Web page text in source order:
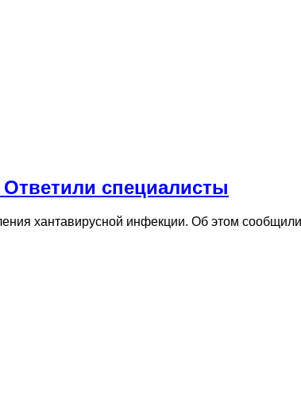
Ответили специалисты
хантавирусной инфекции. Об этом